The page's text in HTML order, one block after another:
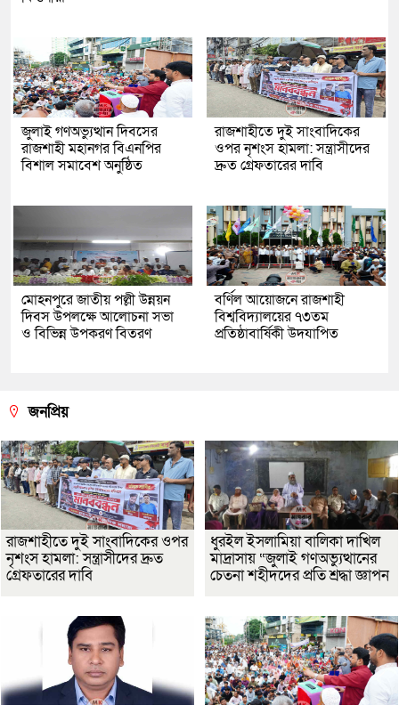
জুলাই গণঅভ্যুত্থান দিবসের
রাজশাহী মহানগর বিএনপির
বিশাল সমাবেশ অনুষ্ঠিত
রাজশাহীতে দুই সাংবাদিকের
ওপর নৃশংস হামলা: সন্ত্রাসীদের
দ্রুত গ্রেফতারের দাবি
মোহনপুরে জাতীয় পল্লী উন্নয়ন
দিবস উপলক্ষে আলোচনা সভা
ও বিভিন্ন উপকরণ বিতরণ
বর্ণিল আয়োজনে রাজশাহী
বিশ্ববিদ্যালয়ের ৭৩তম
প্রতিষ্ঠাবার্ষিকী উদযাপিত
জনপ্রিয়
রাজশাহীতে দুই সাংবাদিকের ওপর
নৃশংস হামলা: সন্ত্রাসীদের দ্রুত
গ্রেফতারের দাবি
ধুরইল ইসলামিয়া বালিকা দাখিল
মাদ্রাসায় “জুলাই গণঅভ্যুত্থানের
চেতনা শহীদদের প্রতি শ্রদ্ধা জ্ঞাপন